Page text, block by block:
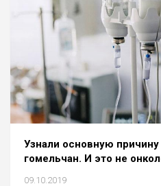
Узнали основную
гомельчан. И это не
09.10.2019